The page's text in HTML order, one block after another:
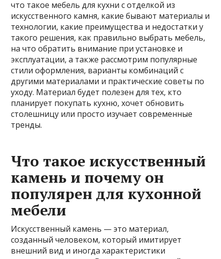
что такое мебель для кухни с отделкой из
искусственного камня, какие бывают материалы и
технологии, какие преимущества и недостатки у
такого решения, как правильно выбрать мебель,
на что обратить внимание при установке и
эксплуатации, а также рассмотрим популярные
стили оформления, варианты комбинаций с
другими материалами и практические советы по
уходу. Материал будет полезен для тех, кто
планирует покупать кухню, хочет обновить
столешницу или просто изучает современные
тренды.
Что такое искусственный
камень и почему он
популярен для кухонной
мебели
Искусственный камень — это материал,
созданный человеком, который имитирует
внешний вид и иногда характеристики